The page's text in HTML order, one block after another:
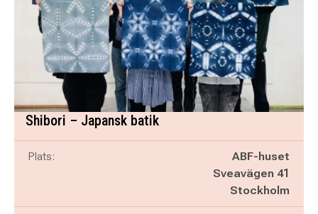
Shibori – Japansk batik
Plats:
ABF-huset
Sveavägen 41
Stockholm